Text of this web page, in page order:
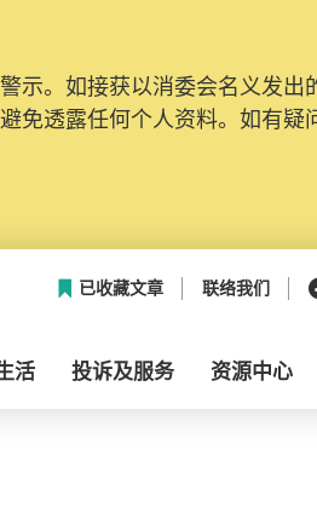
示。如接获以消委会名义发出
免透露任何个人资料。如有疑
已收藏文章 联络我们
活 投诉及服务 资源中心